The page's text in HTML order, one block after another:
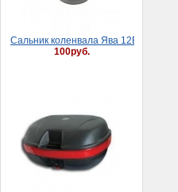
Сaльник коленвaлa Явa 12В (30*52*8)
Кофр (задний ящик) ZH-